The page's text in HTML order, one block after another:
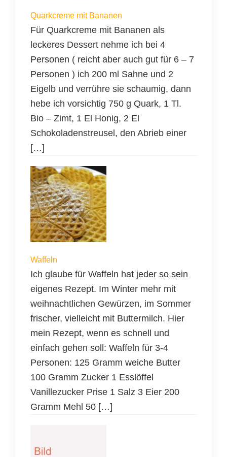
Quarkcreme mit Bananen
Für Quarkcreme mit Bananen als
leckeres Dessert nehme ich bei 4
Personen ( reicht aber auch gut für 6 – 7
Personen ) ich 200 ml Sahne und 2
Eigelb und verrühre sie schaumig, dann
hebe ich vorsichtig 750 g Quark, 1 Tl.
Bio – Zimt, 1 El Honig, 2 El
Schokoladenstreusel, den Abrieb einer
[…]
Waffeln
Ich glaube für Waffeln hat jeder so sein
eigenes Rezept. Im Winter mehr mit
weihnachtlichen Gewürzen, im Sommer
frischer, vielleicht mit Buttermilch. Hier
mein Rezept, wenn es schnell und
einfach gehen soll: Waffeln für 3-4
Personen: 125 Gramm weiche Butter
100 Gramm Zucker 1 Esslöffel
Vanillezucker Prise 1 Salz 3 Eier 200
Gramm Mehl 50 […]